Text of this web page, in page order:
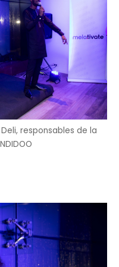
responsables de la